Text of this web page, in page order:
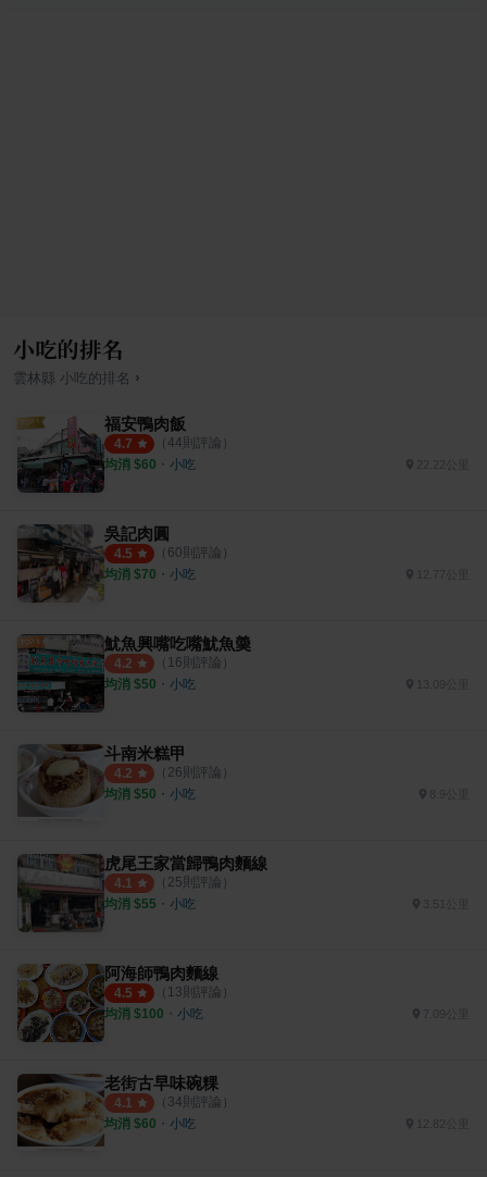
小吃的排名
雲林縣 小吃 的排名 ›
福安鴨肉飯
4.7 （ 44則評論）
均消 $60 ・ 小吃
吳記肉圓
4.5 （ 60則評論）
均消 $70 ・ 小吃
魷魚興嘴吃嘴魷魚羮
4.2 （ 16則評論）
均消 $50 ・ 小吃
斗南米糕甲
4.2 （ 26則評論）
均消 $50 ・ 小吃
虎尾王家當歸鴨肉麵線
4.1 （ 25則評論）
均消 $55 ・ 小吃 3.51公里
阿海師鴨肉麵線
4.5 （ 13則評論）
均消 $100 ・ 小吃
老街古早味碗粿
4.1 （ 34則評論）
均消 $60 ・ 小吃